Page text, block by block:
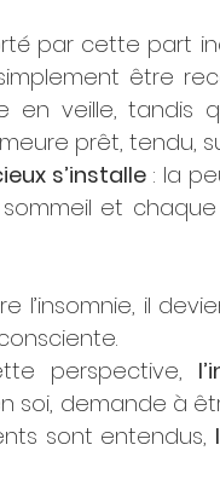
par cette part
être
en veille,
prêt, tendu,
s’installe : la
et
l’insomnie, il
perspective,
soi, demande à
sont entendus,